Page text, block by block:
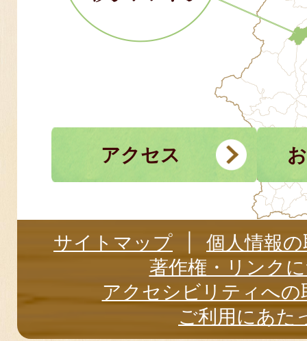
アクセス
サイトマップ
個人情報
著作権・リンク
アクセシビリティへの
ご利用にあた